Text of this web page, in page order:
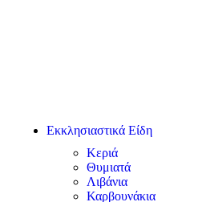
Εκκλησιαστικά Είδη
Κεριά
Θυμιατά
Λιβάνια
Καρβουνάκια